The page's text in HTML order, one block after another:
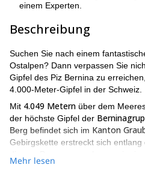
einem Experten.
Beschreibung
Suchen Sie nach einem
Ostalpen? Dann verpassen Sie
Gipfel des Piz Bernina zu
4.000-Meter-Gipfel in der Schweiz.
Mit 4.049 Metern über dem
der höchste Gipfel der
Berg befindet sich im Kanton
Gebirgskette erstreckt sich
verschiedene Gipfel der Kette führt.
Mehr lesen